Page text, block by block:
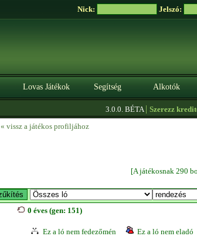
Nick: Jelszó:
Lovas Játékok Segítség Alkotók
3.0.0. BÉTA|Szerezz kreditet
« vissz a játékos profiljához
[A játékosnak 290
0 éves (gen: 151)
Ez a ló nem fedezőmén Ez a ló nem eladó